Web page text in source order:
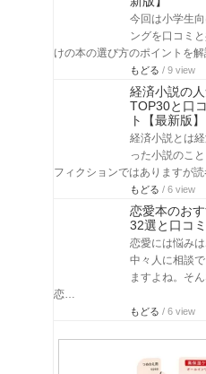
今回は小学生
ングを口コミ
けの本の選び方のポイントを
もどる / 9 view
経済小説の
TOP30と口
ト【最新版】
経済小説とは
った小説のこ
フィクションではありますが
もどる / 6 view
恋愛本のお
32選と口コ
恋愛には悩みは
中々人に相談
ますよね。そ
恋…
もどる / 6 view